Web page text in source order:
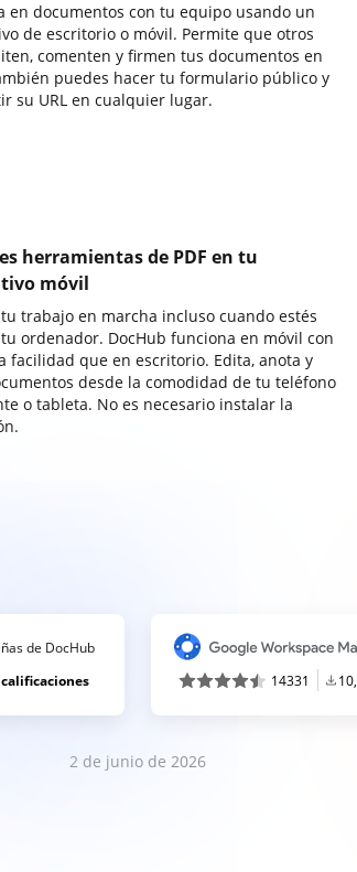
en documentos con tu equipo usando un
de escritorio o móvil. Permite que otros
comenten y firmen tus documentos en
puedes hacer tu formulario público y
su URL en cualquier lugar.
herramientas de PDF en tu
móvil
trabajo en marcha incluso cuando estés
ordenador. DocHub funciona en móvil con
facilidad que en escritorio. Edita, anota y
desde la comodidad de tu teléfono
o tableta. No es necesario instalar la
de DocHub
14331
2 de junio de 2026